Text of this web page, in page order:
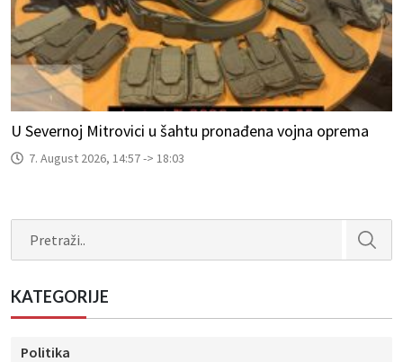
U Severnoj Mitrovici u šahtu pronađena vojna oprema
7. August 2026, 14:57 -> 18:03
KATEGORIJE
Politika